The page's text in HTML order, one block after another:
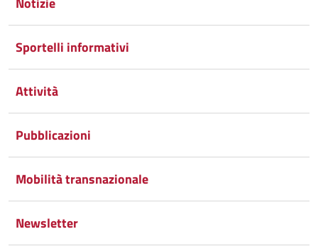
Sportelli informativi
Attività
Pubblicazioni
Mobilità transnazionale
Newsletter